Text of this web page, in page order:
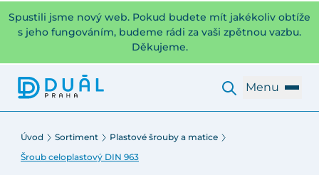
Spustili jsme nový web. Pokud budete mít jakékoliv obtíže
s jeho fungováním, budeme rádi za vaši zpětnou vazbu.
Děkujeme.
Menu
Úvod Sortiment
Plastové šrouby a matice
Šroub celoplastový DIN 963